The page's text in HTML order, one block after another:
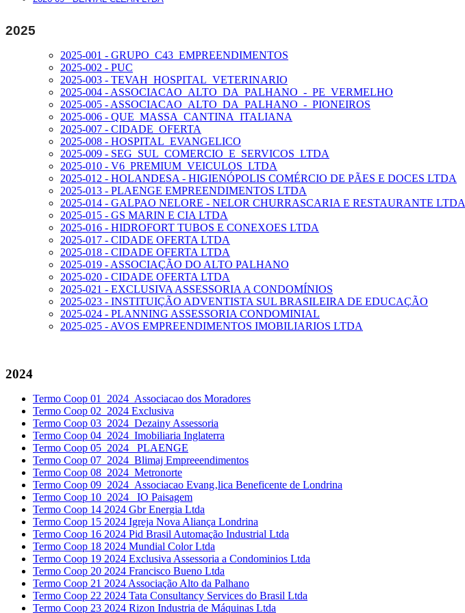
2025
2025-001 - GRUPO_C43_EMPREENDIMENTOS
2025-002 - PUC
2025-003 - TEVAH_HOSPITAL_VETERINARIO
2025-004 - ASSOCIACAO_ALTO_DA_PALHANO_-_PE_VERMELHO
2025-005 - ASSOCIACAO_ALTO_DA_PALHANO_-_PIONEIROS
2025-006 - QUE_MASSA_CANTINA_ITALIANA
2025-007 - CIDADE_OFERTA
2025-008 - HOSPITAL_EVANGELICO
2025-009 - SEG_SUL_COMERCIO_E_SERVICOS_LTDA
2025-010 - V6_PREMIUM_VEICULOS_LTDA
2025-012 - HOLANDESA - HIGIENÓPOLIS COMÉRCIO DE PÃES E DOCES LTDA
2025-013 - PLAENGE EMPREENDIMENTOS LTDA
2025-014 - GALPAO NELORE - NELOR CHURRASCARIA E RESTAURANTE LTDA
2025-015 - GS MARIN E CIA LTDA
2025-016 - HIDROFORT TUBOS E CONEXOES LTDA
2025-017 - CIDADE OFERTA LTDA
2025-018 - CIDADE OFERTA LTDA
2025-019 - ASSOCIAÇÃO DO ALTO PALHANO
2025-020 - CIDADE OFERTA LTDA
2025-021 - EXCLUSIVA ASSESSORIA A CONDOMÍNIOS
2025-023 - INSTITUIÇÃO ADVENTISTA SUL BRASILEIRA DE EDUCAÇÃO
2025-024 - PLANNING ASSESSORIA CONDOMINIAL
2025-025 - AVOS EMPREENDIMENTOS IMOBILIARIOS LTDA
2024
Termo Coop 01_2024_Associacao dos Moradores
Termo Coop 02_2024 Exclusiva
Termo Coop 03_2024_Dezainy Assessoria
Termo Coop 04_2024_Imobiliaria Inglaterra
Termo Coop 05_2024_ PLAENGE
Termo Coop 07_2024_Blimaj Empreeendimentos
Termo Coop 08_2024_Metronorte
Termo Coop 09_2024_Associacao Evang‚lica Beneficente de Londrina
Termo Coop 10_2024_ IO Paisagem
Termo Coop 14 2024 Gbr Energia Ltda
Termo Coop 15 2024 Igreja Nova Aliança Londrina
Termo Coop 16 2024 Pid Brasil Automação Industrial Ltda
Termo Coop 18 2024 Mundial Color Ltda
Termo Coop 19 2024 Exclusiva Assessoria a Condominios Ltda
Termo Coop 20 2024 Francisco Bueno Ltda
Termo Coop 21 2024 Associação Alto da Palhano
Termo Coop 22 2024 Tata Consultancy Services do Brasil Ltda
Termo Coop 23 2024 Rizon Industria de Máquinas Ltda